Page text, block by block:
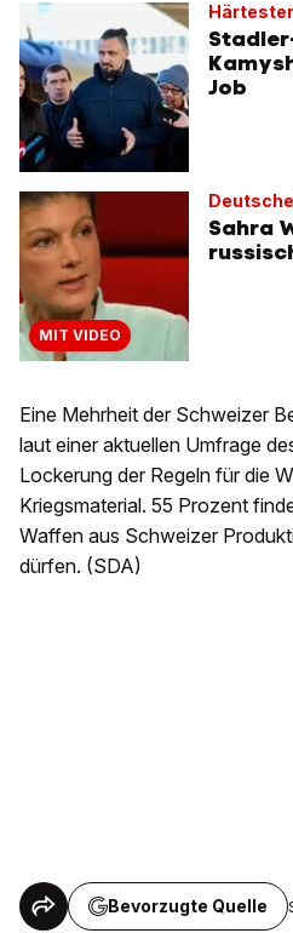
Job
MIT VIDEO
Sahra
Eine Mehrheit der Schweizer
laut einer aktuellen Umfrage
Lockerung der Regeln für die
Kriegsmaterial. 55 Prozent
Waffen aus Schweizer
dürfen. (SDA)
Bevorzugte Quelle